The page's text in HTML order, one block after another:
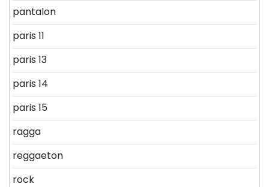
pantalon
paris 11
paris 13
paris 14
paris 15
ragga
reggaeton
rock